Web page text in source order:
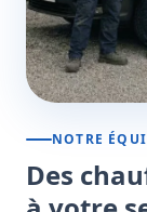
NOTRE
Des